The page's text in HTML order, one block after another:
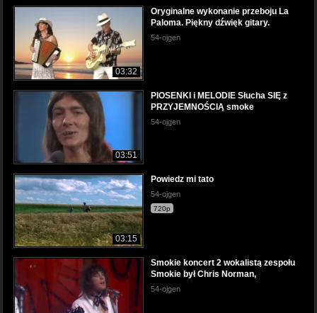
03:32
Oryginalne wykonanie przeboju La
Paloma. Piękny dźwięk gitary.
54-ojgen
03:51
PIOSENKI i MELODIE Słucha SIĘ z
PRZYJEMNOŚCIĄ smoke
54-ojgen
03:15
Powiedz mi tato
54-ojgen
720p
Smokie koncert 2 wokalistą zespołu
Smokie był Chris Norman,
54-ojgen